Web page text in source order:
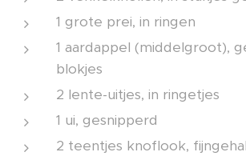
1 grote prei, in ringen
1 aardappel (middelgroot),
blokjes
2 lente-uitjes, in ringetjes
1 ui, gesnipperd
2 teentjes knoflook,